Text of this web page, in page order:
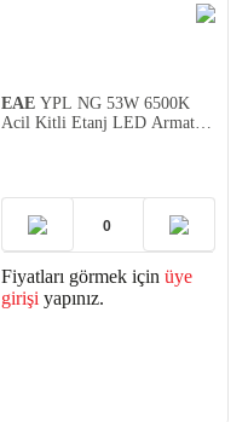
EAE YPL NG 53W 6500K
Acil Kitli Etanj LED Armatür
Fiyatları görmek için üye
girişi yapınız.